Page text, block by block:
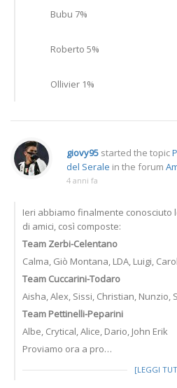
Bubu 7%
Roberto 5%
Ollivier 1%
giovy95 started the topic
del Serale in the forum
4 anni fa
Ieri abbiamo finalmente
di amici, così composte:
Team Zerbi-Celentano
Calma, Giò Montana, LDA, Luigi,
Team Cuccarini-Todaro
Aisha, Alex, Sissi, Christian, Nunzio,
Team Pettinelli-Peparini
Albe, Crytical, Alice, Dario, John Erik
Proviamo ora a pro…
[LEGGI